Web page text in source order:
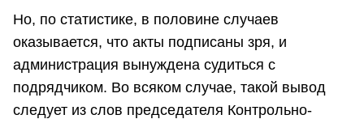
Но, по статистике, в половине случаев
оказывается, что акты подписаны зря, и
администрация вынуждена судиться с
подрядчиком. Во всяком случае, такой вывод
следует из слов председателя Контрольно-